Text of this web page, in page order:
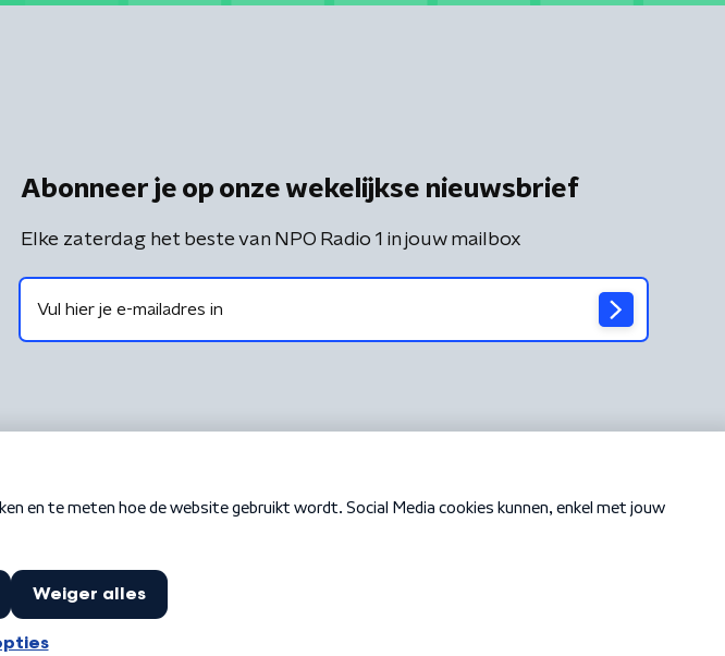
Abonneer je op onze wekelijkse nieuwsbrief
Elke zaterdag het beste van NPO Radio 1 in jouw mailbox